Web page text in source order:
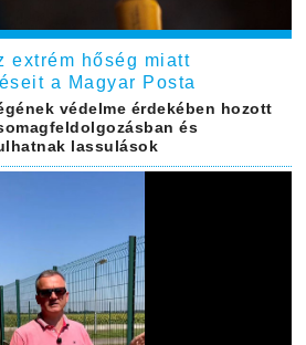
extrém hőség miatt
a Magyar Posta
védelme érdekében hozott
és
lassulások